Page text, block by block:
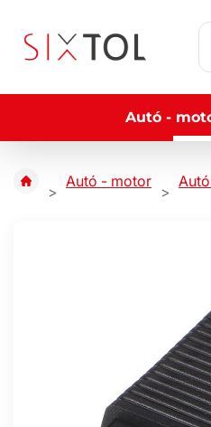
Autó -
Autó - motor